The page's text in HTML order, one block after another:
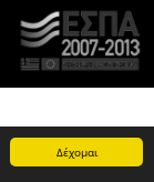
Δέχομαι